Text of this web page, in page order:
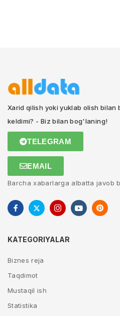
Xarid qilish yoki yuklab olish bilan
keldimi? - Biz bilan bog'laning!
TELEGRAM
EMAIL
Barcha xabarlarga albatta javob
KATEGORIYALAR
Biznes reja
Taqdimot
Mustaqil ish
Statistika